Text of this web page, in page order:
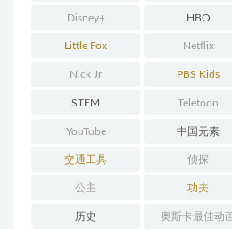
Disney+ HBO
Little Fox Netflix
Nick Jr PBS Kids
STEM Teletoon
YouTube 中国元素
交通工具 侦探
公主 功夫
历史 奥斯卡最佳动